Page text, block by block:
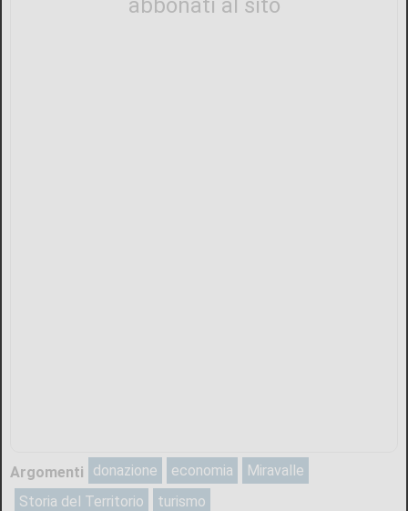
abbonati al sito
Argomenti donazione economia
Miravalle
Storia del Territorio
turismo